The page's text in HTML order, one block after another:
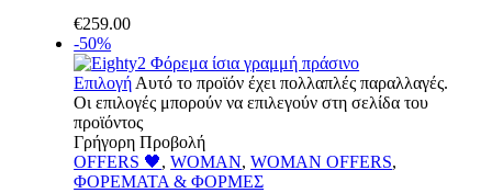
€259.00
-50%
ΕπιλογήΑυτό το προϊόν έχει πολλαπλές παραλλαγές.
Οι επιλογές μπορούν να επιλεγούν στη σελίδα του
προϊόντος
Γρήγορη Προβολή
OFFERS 🖤,WOMAN,WOMAN OFFERS,
ΦΟΡΕΜΑΤΑ & ΦΟΡΜΕΣ